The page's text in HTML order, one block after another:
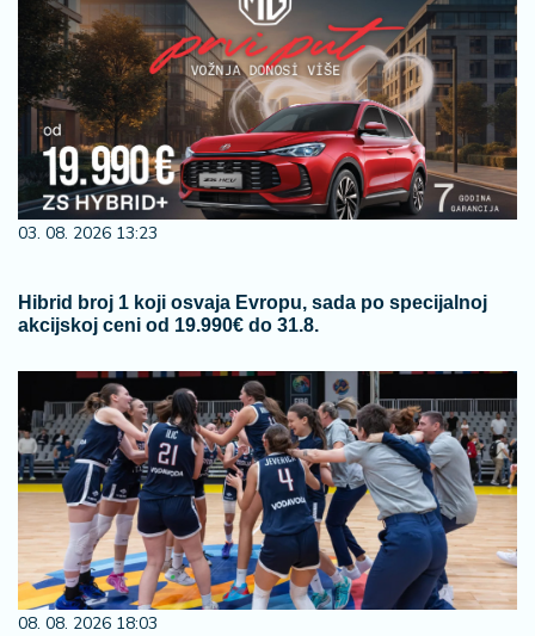
03. 08. 2026 13:23
Hibrid broj 1 koji osvaja Evropu, sada po specijalnoj
akcijskoj ceni od 19.990€ do 31.8.
08. 08. 2026 18:03